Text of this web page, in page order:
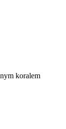
koralem